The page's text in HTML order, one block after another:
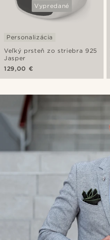
Vypredané
Veľký prsteň zo striebra 925
Jasper
Personalizácia
129,00 €